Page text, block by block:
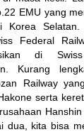
EMU yang
Korea Selatan.
Federal
di
Kurang
Railway
serta
dua, kita bisa